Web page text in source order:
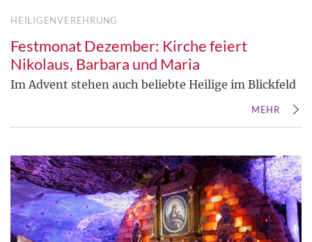
HEILIGENVEREHRUNG
Festmonat Dezember: Kirche feiert
Nikolaus, Barbara und Maria
Im Advent stehen auch beliebte Heilige im Blickfeld
MEHR